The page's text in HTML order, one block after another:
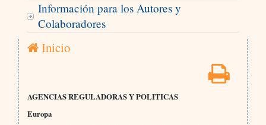
Información para los Autores y
Colaboradores
Inicio
AGENCIAS REGULADORAS Y POLITICAS
Europa